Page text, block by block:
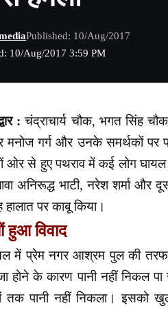
10/Aug/2017 3:59 PM
Published: 10/Aug/2017
: चंद्राचार्य चौक, भगत सिंह
मनोज गर्ग और उनके समर्थकों पर
ओर से हुए पथराव में कई लोग
अनिरूद्ध भाटी, नरेश शर्मा और
हालात पर काबू किया।
हुआ विवाद
में प्रेम नगर आश्रम पुल की तरफ
होने के कारण पानी नहीं निकल पा
तक पानी नहीं निकला। इसको